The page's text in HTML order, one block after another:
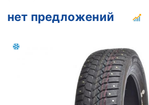
нет предложений